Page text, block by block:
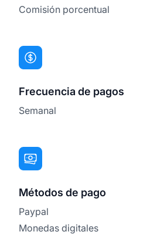
Comisión porcentual
Frecuencia de pagos
Semanal
Métodos de pago
Paypal
Monedas digitales